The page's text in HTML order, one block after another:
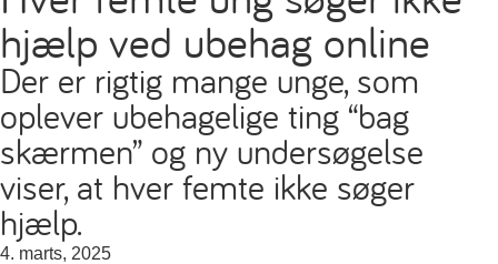
hjælp ved ubehag online
Der er rigtig mange unge, som
oplever ubehagelige ting “bag
skærmen” og ny undersøgelse
viser, at hver femte ikke søger
hjælp.
4. marts, 2025